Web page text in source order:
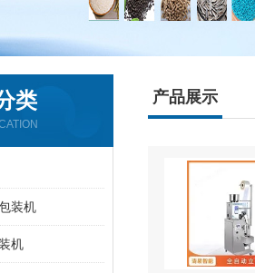
类
装机
机
产品展示